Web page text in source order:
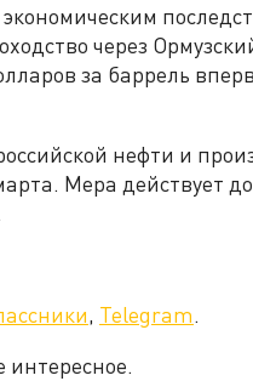
через
за баррель
нефти и
Мера действует до
, Telegram.
интересное.